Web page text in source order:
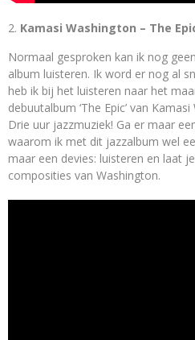
Kamasi Washington – The
Normaal gesproken kan ik nog
album luisteren. Ik word er nog al
heb ik bij het luisteren naar het
debuutalbum ‘The Epic’ van
Drie uur jazzmuziek! Ga er maar
waarom ik met dit jazzalbum wel
maar een devies: luisteren en laat
composities van Washington.